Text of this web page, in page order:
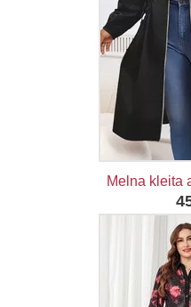
Melna kleita